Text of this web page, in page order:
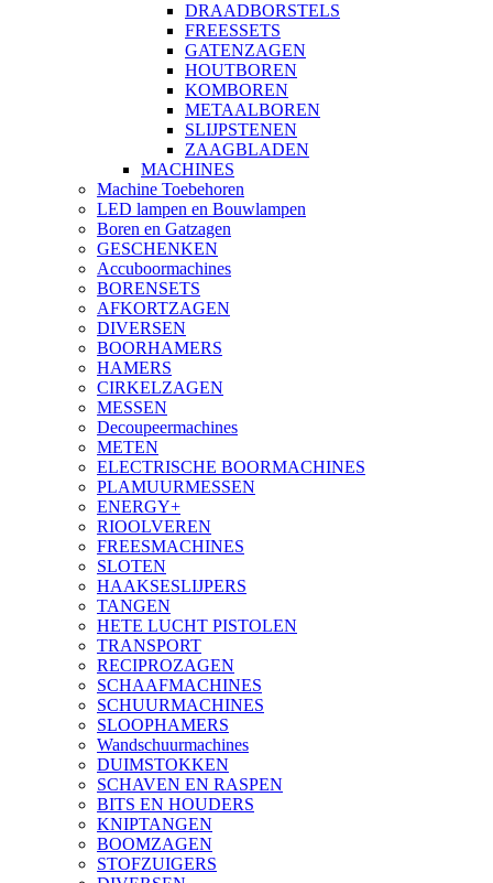
DRAADBORSTELS
FREESSETS
GATENZAGEN
HOUTBOREN
KOMBOREN
METAALBOREN
SLIJPSTENEN
ZAAGBLADEN
MACHINES
Machine Toebehoren
LED lampen en Bouwlampen
Boren en Gatzagen
GESCHENKEN
Accuboormachines
BORENSETS
AFKORTZAGEN
DIVERSEN
BOORHAMERS
HAMERS
CIRKELZAGEN
MESSEN
Decoupeermachines
METEN
ELECTRISCHE BOORMACHINES
PLAMUURMESSEN
ENERGY+
RIOOLVEREN
FREESMACHINES
SLOTEN
HAAKSESLIJPERS
TANGEN
HETE LUCHT PISTOLEN
TRANSPORT
RECIPROZAGEN
SCHAAFMACHINES
SCHUURMACHINES
SLOOPHAMERS
Wandschuurmachines
DUIMSTOKKEN
SCHAVEN EN RASPEN
BITS EN HOUDERS
KNIPTANGEN
BOOMZAGEN
STOFZUIGERS